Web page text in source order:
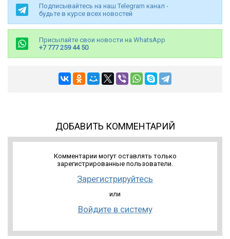
Подписывайтесь на наш Telegram канал -
будьте в курсе всех новостей
Присылайте свои новости на WhatsApp
+7 777 259 44 50
ДОБАВИТЬ КОММЕНТАРИЙ
Комментарии могут оставлять только
зарегистрированные пользователи.
Зарегистрируйтесь
или
Войдите в систему